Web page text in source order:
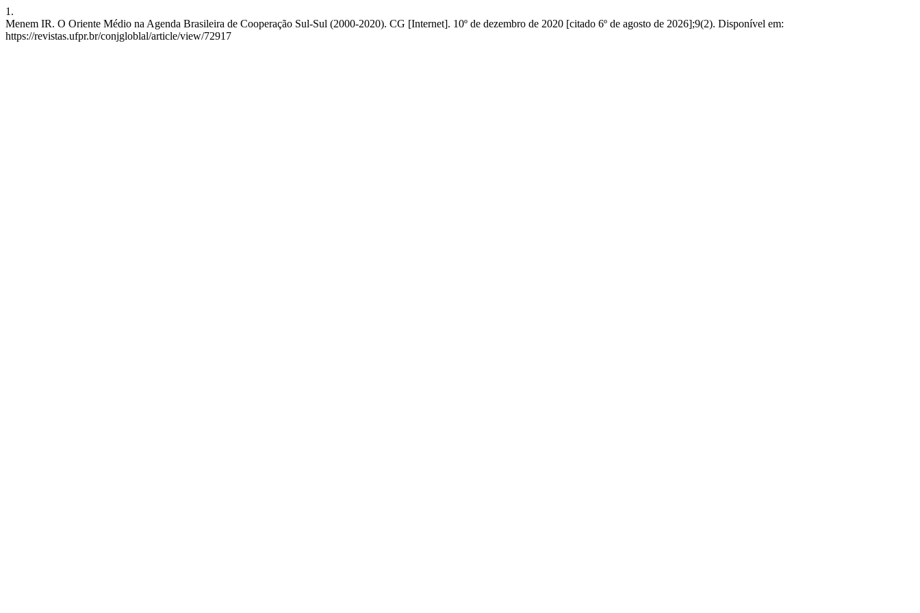
1.
Menem IR. O Oriente Médio na Agenda Brasileira de Cooperação Sul-Sul (2000-2020). CG [Internet]. 10º de dezembro de 2020 [citado 6º de agosto de 2026];9(2). Disponível em:
https://revistas.ufpr.br/conjgloblal/article/view/72917